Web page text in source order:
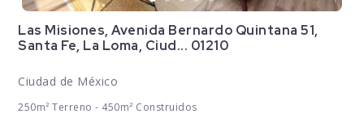
Las Misiones, Avenida Bernardo Quintana 51,
Santa Fe, La Loma, Ciud... 01210
Ciudad de México
250m² Terreno - 450m² Construidos